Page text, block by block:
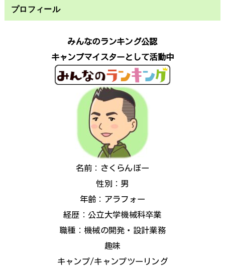
プロフィール
みんなのランキング公認
キャンプマイスターとして活動中
名前：さくらんぼー
性別：男
年齢：アラフォー
経歴：公立大学機械科卒業
職種：機械の開発・設計業務
趣味
キャンプ/キャンプツーリング